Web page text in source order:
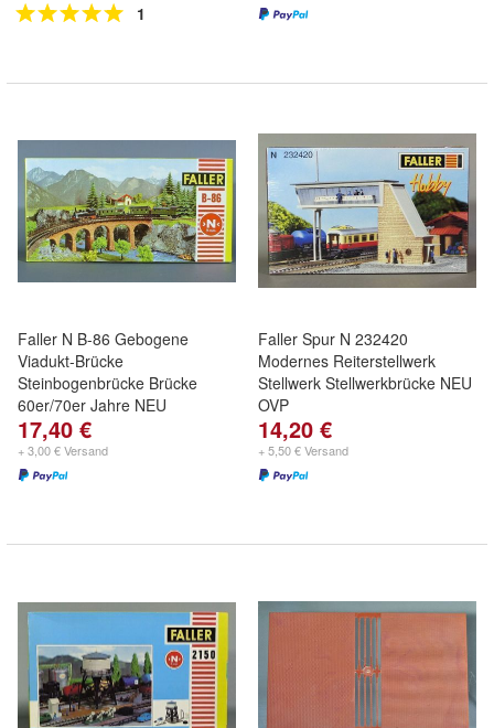
1
Faller N B-86 Gebogene
Viadukt-Brücke
Steinbogenbrücke Brücke
60er/70er Jahre NEU
17,40 €
+ 3,00 € Versand
Faller Spur N 232420
Modernes Reiterstellwerk
Stellwerk Stellwerkbrücke NEU
OVP
14,20 €
+ 5,50 € Versand